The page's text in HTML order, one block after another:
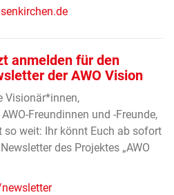
anmelden für den
der AWO Vision
Visionär*innen,
Freundinnen und -Freunde,
so weit: Ihr könnt Euch ab sofort
des Projektes „AWO